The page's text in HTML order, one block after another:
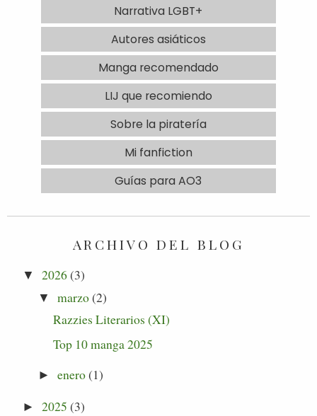
Narrativa LGBT+
Autores asiáticos
Manga recomendado
LIJ que recomiendo
Sobre la piratería
Mi fanfiction
Guías para AO3
ARCHIVO DEL BLOG
▼ 2026(3)
▼ marzo(2)
Razzies Literarios (XI)
Top 10 manga 2025
► enero(1)
►2025 (3)